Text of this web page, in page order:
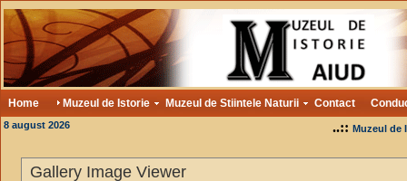
Home Muzeul de Istorie Muzeul de Stiintele Naturii Contact
8 august 2026 ..:: Muzeul de
Gallery Image Viewer